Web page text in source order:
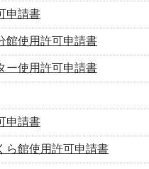
申請書
館使用許可申請書
ー使用許可申請書
申請書
ら館使用許可申請書